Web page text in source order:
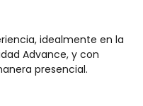
idealmente en la
Advance, y con
presencial.